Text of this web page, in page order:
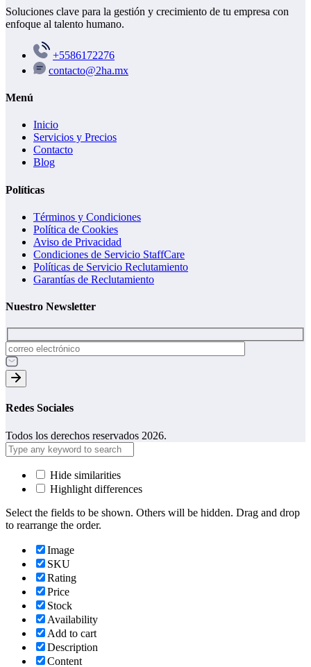
Soluciones clave para la gestión y crecimiento de tu empresa con
enfoque al talento humano.
+5586172276
contacto@2ha.mx
Menú
Inicio
Servicios y Precios
Contacto
Blog
Políticas
Términos y Condiciones
Política de Cookies
Aviso de Privacidad
Condiciones de Servicio StaffCare
Políticas de Servicio Reclutamiento
Garantías de Reclutamiento
Nuestro Newsletter
Redes Sociales
Todos los derechos reservados 2026.
Hide similarities
Highlight differences
Select the fields to be shown. Others will be hidden. Drag and drop
to rearrange the order.
Image
SKU
Rating
Price
Stock
Availability
Add to cart
Description
Content